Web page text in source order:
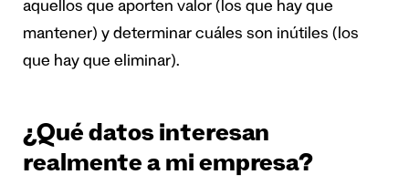
aquellos que aporten valor (los que hay que
mantener) y determinar cuáles son inútiles (los
que hay que eliminar).
¿Qué datos interesan
realmente a mi empresa?